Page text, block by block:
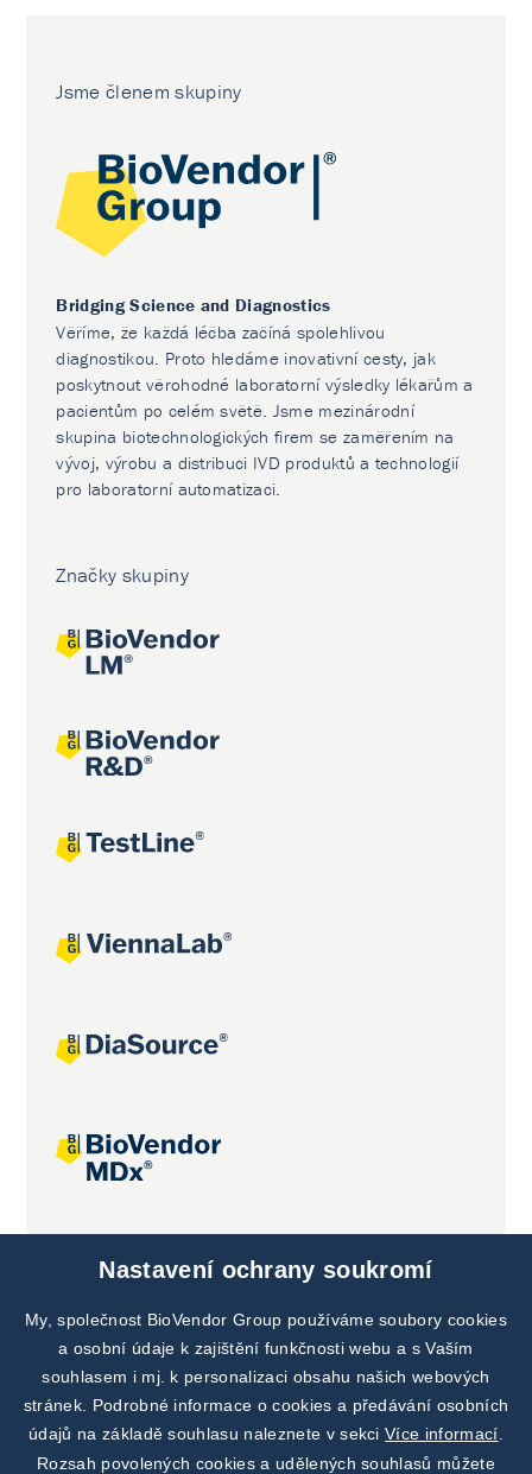
Jsme členem skupiny
Bridging Science and Diagnostics
Věříme, že každá léčba začíná spolehlivou
diagnostikou. Proto hledáme inovativní cesty, jak
poskytnout věrohodné laboratorní výsledky lékařům a
pacientům po celém světě. Jsme mezinárodní
skupina biotechnologických firem se zaměřením na
vývoj, výrobu a distribuci IVD produktů a technologií
pro laboratorní automatizaci.
Značky skupiny
Nastavení ochrany soukromí
My, společnost BioVendor Group používáme soubory cookies
a osobní údaje k zajištění funkčnosti webu a s Vaším
souhlasem i mj. k personalizaci obsahu našich webových
stránek. Podrobné informace o cookies a předávání osobních
údajů na základě souhlasu naleznete v sekciVíce informací
Rozsah povolených cookies a udělených souhlasů můžete